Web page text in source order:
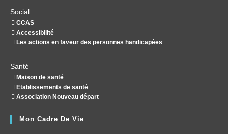
Social
CCAS
Accessibilité
Les actions en faveur des personnes handicapées
Santé
Maison de santé
Etablissements de santé
Association Nouveau départ
Mon Cadre De Vie